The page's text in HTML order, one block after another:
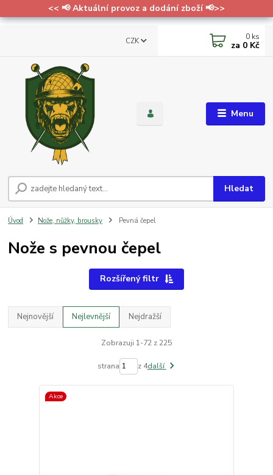
<< 📢 Aktuální provoz a dodání zboží 📢>>
Menu
CZK
Hledat
0 ks
za 0 Kč
Úvod Nože, nůžky, brousky Pevná čepel
Nože s pevnou čepel
Rozšířený filtr
Nejnovější Nejlevnější Nejdražší
Zobrazuji 1-72 z 225
strana z 4další
Akce